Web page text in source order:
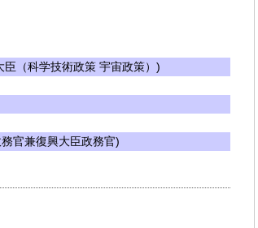
（科学技術政策 宇宙政策）)
官兼復興大臣政務官)